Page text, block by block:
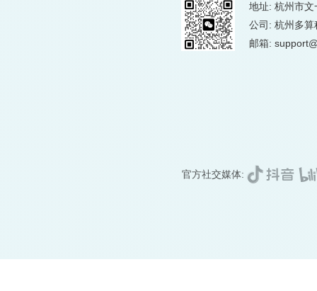
地址: 杭州市
公司: 杭州多
邮箱:
官方社交媒体: